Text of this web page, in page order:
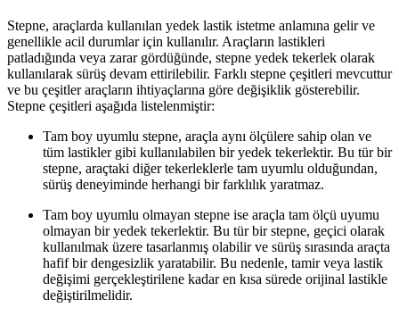
Stepne, araçlarda kullanılan yedek lastik istetme anlamına gelir ve
genellikle acil durumlar için kullanılır. Araçların lastikleri
patladığında veya zarar gördüğünde, stepne yedek tekerlek olarak
kullanılarak sürüş devam ettirilebilir. Farklı stepne çeşitleri mevcuttur
ve bu çeşitler araçların ihtiyaçlarına göre değişiklik gösterebilir.
Stepne çeşitleri aşağıda listelenmiştir:
Tam boy uyumlu stepne, araçla aynı ölçülere sahip olan ve
tüm lastikler gibi kullanılabilen bir yedek tekerlektir. Bu tür bir
stepne, araçtaki diğer tekerleklerle tam uyumlu olduğundan,
sürüş deneyiminde herhangi bir farklılık yaratmaz.
Tam boy uyumlu olmayan stepne ise araçla tam ölçü uyumu
olmayan bir yedek tekerlektir. Bu tür bir stepne, geçici olarak
kullanılmak üzere tasarlanmış olabilir ve sürüş sırasında araçta
hafif bir dengesizlik yaratabilir. Bu nedenle, tamir veya lastik
değişimi gerçekleştirilene kadar en kısa sürede orijinal lastikle
değiştirilmelidir.